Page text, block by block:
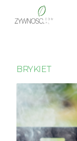
BRYKIET